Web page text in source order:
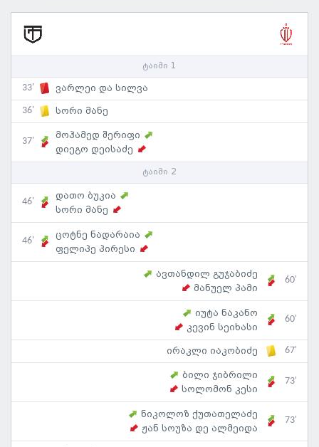
ტაიმი 1
33' ვარლეი და სილვა
36' სორი მანე
37'
მოჰამედ შერიფი
დიეგო დეისაძე
ტაიმი 2
46'
დათო ბუკია
სორი მანე
46'
ცოტნე ნადარაია
ფელიპე პირესი
ავთანდილ გუჯაბიძე
მანუელ პამი
60'
იუტა ნაკანო
კევინ სეიხასი
60'
ირაკლი იაკობიძე 67'
ბილი ჯიბრილი
სოლომონ კესი
73'
ნიკოლოზ ქუთათელაძე
ჟან სოუზა დე ალმეიდა
73'